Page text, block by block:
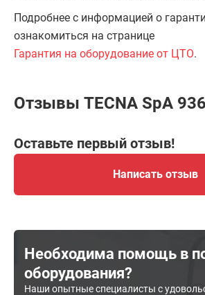
Подробнее с информацией о
ознакомиться на странице
Гарантия на оборудование от ЦТО.
Отзывы TECNA SpA
Оставьте первый отзыв!
Написать отзыв
Необходима помощь в
оборудования?
Наши опытные специалисты с